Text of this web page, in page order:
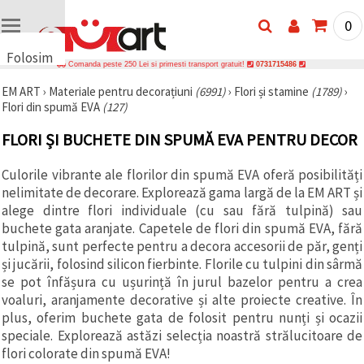
Folosim
uri
🍪 Folosim
și
similare
pentru a
asigura
funcționarea
corectă a
site-ului,
pentru a vă
îmbunătăți
experiența
și, cu
acordul
dumneavoastră,
pentru a
analiza
traficul și a
0
Comanda peste 250 Lei si primesti transport gratuit! 0731715486
EM ART › Materiale pentru decorațiuni (6991)› Flori și stamine (1789)›
Flori din spumă EVA (127)
FLORI ȘI BUCHETE DIN SPUMĂ EVA PENTRU DECOR
Culorile vibrante ale florilor din spumă EVA oferă posibilități
nelimitate de decorare. Explorează gama largă de la EM ART și
alege dintre flori individuale (cu sau fără tulpină) sau
buchete gata aranjate. Capetele de flori din spumă EVA, fără
tulpină, sunt perfecte pentru a decora accesorii de păr, genți
și jucării, folosind silicon fierbinte. Florile cu tulpini din sârmă
se pot înfășura cu ușurință în jurul bazelor pentru a crea
voaluri, aranjamente decorative și alte proiecte creative. În
plus, oferim buchete gata de folosit pentru nunți și ocazii
speciale. Explorează astăzi selecția noastră strălucitoare de
flori colorate din spumă EVA!